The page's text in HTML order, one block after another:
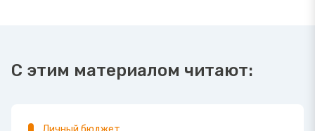
С этим материалом читают: